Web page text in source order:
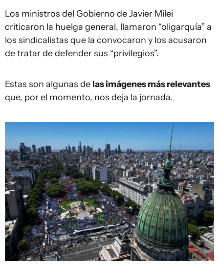
Los ministros del Gobierno de Javier Milei
criticaron la huelga general, llamaron “oligarquía” a
los sindicalistas que la convocaron y los acusaron
de tratar de defender sus “privilegios”.
Estas son algunas de las imágenes más relevantes
que, por el momento, nos deja la jornada.